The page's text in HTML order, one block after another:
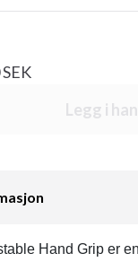
Legg i
Hand Grip er